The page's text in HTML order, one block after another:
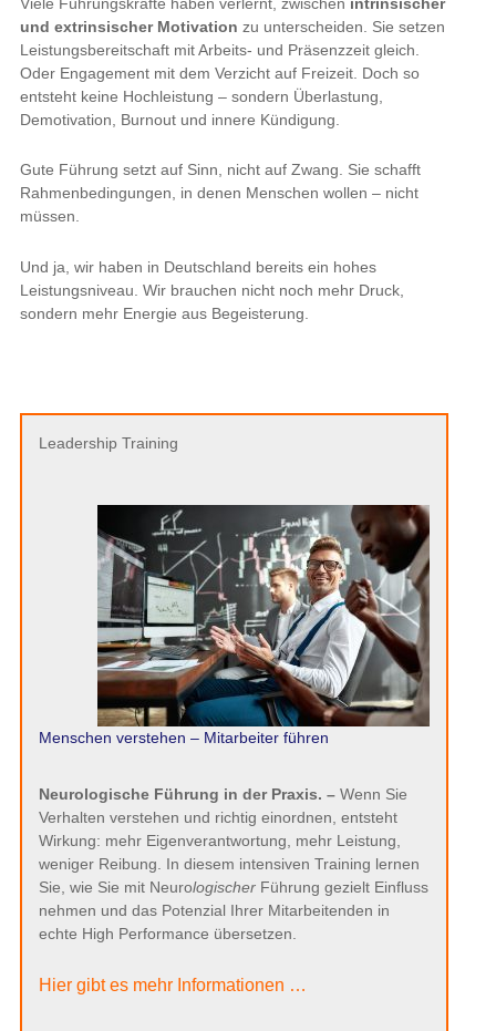
und extrinsischer Motivation zu unterscheiden. Sie setzen
Leistungsbereitschaft mit Arbeits- und Präsenzzeit gleich.
Oder Engagement mit dem Verzicht auf Freizeit. Doch so
entsteht keine Hochleistung – sondern Überlastung,
Demotivation, Burnout und innere Kündigung.
Gute Führung setzt auf Sinn, nicht auf Zwang. Sie schafft
Rahmenbedingungen, in denen Menschen wollen – nicht
müssen.
Und ja, wir haben in Deutschland bereits ein hohes
Leistungsniveau. Wir brauchen nicht noch mehr Druck,
sondern mehr Energie aus Begeisterung.
Leadership Training
Menschen verstehen – Mitarbeiter führen
Neurologische Führung in der Praxis. – Wenn Sie
Verhalten verstehen und richtig einordnen, entsteht
Wirkung: mehr Eigenverantwortung, mehr Leistung,
weniger Reibung. In diesem intensiven Training lernen
Sie, wie Sie mit NeurologischerFührung gezielt Einfluss
nehmen und das Potenzial Ihrer Mitarbeitenden in
echte High Performance übersetzen.
Hier gibt es mehr Informationen …